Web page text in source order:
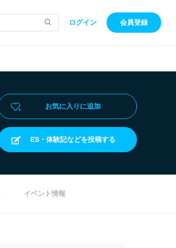
ログイン 会員登録
お気に入りに追加
ES・体験記などを投稿する
イベント情報